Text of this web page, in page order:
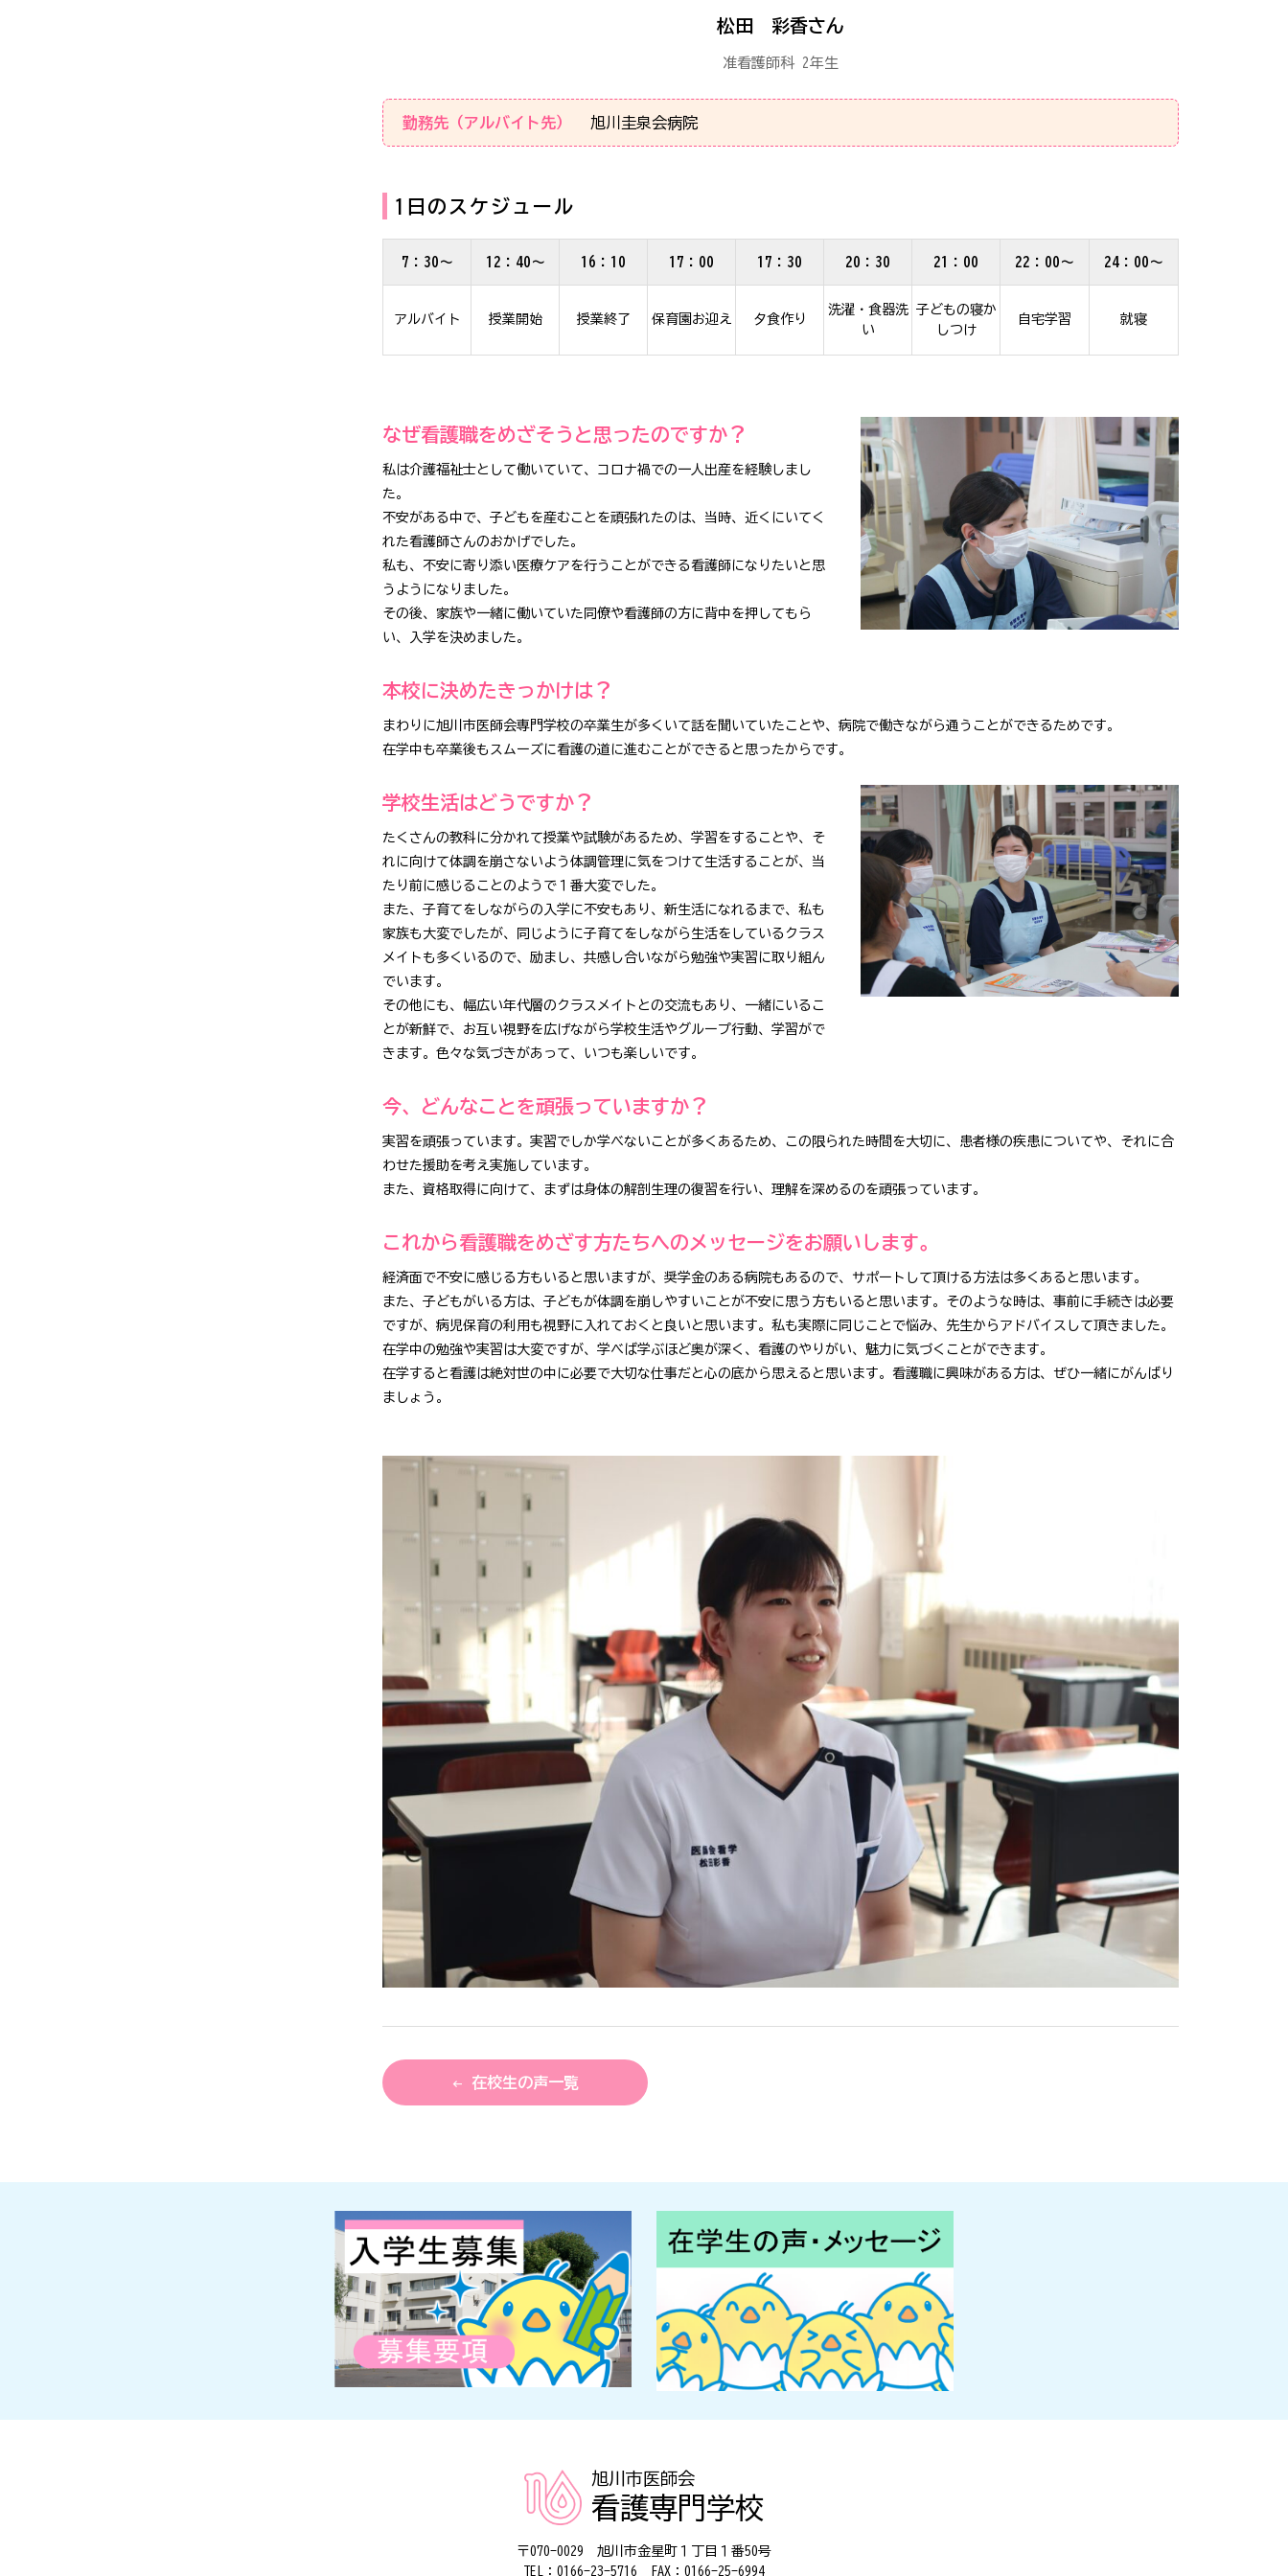
松田 彩香さん
准看護師科 2年生
勤務先（アルバイト先） 旭川圭泉会病院
1日のスケジュール
7：30～ 12：40～ 16：10 17：00 17：30 20：30 21：00 22：00～ 24：00～
アルバイト 授業開始 授業終了 保育園お迎え 夕食作り
洗濯・食器洗
い
子どもの寝か
しつけ
自宅学習 就寝
なぜ看護職をめざそうと思ったのですか？
私は介護福祉士として働いていて、コロナ禍での一人出産を経験しまし
た。
不安がある中で、子どもを産むことを頑張れたのは、当時、近くにいてく
れた看護師さんのおかげでした。
私も、不安に寄り添い医療ケアを行うことができる看護師になりたいと思
うようになりました。
その後、家族や一緒に働いていた同僚や看護師の方に背中を押してもら
い、入学を決めました。
本校に決めたきっかけは？
まわりに旭川市医師会専門学校の卒業生が多くいて話を聞いていたことや、病院で働きながら通うことができるためです。
在学中も卒業後もスムーズに看護の道に進むことができると思ったからです。
学校生活はどうですか？
たくさんの教科に分かれて授業や試験があるため、学習をすることや、そ
れに向けて体調を崩さないよう体調管理に気をつけて生活することが、当
たり前に感じることのようで１番大変でした。
また、子育てをしながらの入学に不安もあり、新生活になれるまで、私も
家族も大変でしたが、同じように子育てをしながら生活をしているクラス
メイトも多くいるので、励まし、共感し合いながら勉強や実習に取り組ん
でいます。
その他にも、幅広い年代層のクラスメイトとの交流もあり、一緒にいるこ
とが新鮮で、お互い視野を広げながら学校生活やグループ行動、学習がで
きます。色々な気づきがあって、いつも楽しいです。
今、どんなことを頑張っていますか？
実習を頑張っています。実習でしか学べないことが多くあるため、この限られた時間を大切に、患者様の疾患についてや、それに合
わせた援助を考え実施しています。
また、資格取得に向けて、まずは身体の解剖生理の復習を行い、理解を深めるのを頑張っています。
これから看護職をめざす方たちへのメッセージをお願いします。
経済面で不安に感じる方もいると思いますが、奨学金のある病院もあるので、サポートして頂ける方法は多くあると思います。
また、子どもがいる方は、子どもが体調を崩しやすいことが不安に思う方もいると思います。そのような時は、事前に手続きは必要
ですが、病児保育の利用も視野に入れておくと良いと思います。私も実際に同じことで悩み、先生からアドバイスして頂きました。
在学中の勉強や実習は大変ですが、学べば学ぶほど奥が深く、看護のやりがい、魅力に気づくことができます。
在学すると看護は絶対世の中に必要で大切な仕事だと心の底から思えると思います。看護職に興味がある方は、ぜひ一緒にがんばり
ましょう。
arrow_left_alt 在校生の声一覧
旭川市医師会
看護専門学校
〒070-0029 旭川市金星町１丁目１番50号
TEL：0166-23-5716 FAX：0166-25-6994